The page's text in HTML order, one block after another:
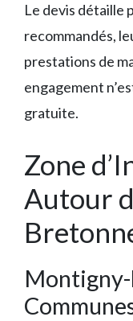
Le devis détaille
recommandés,
prestations de
engagement
gratuite.
Zone
Autour